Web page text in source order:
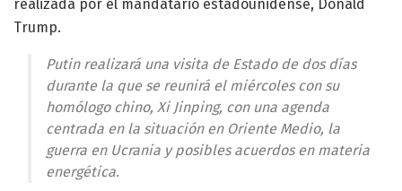
realizada por el mandatario estadounidense, Donald
Trump.
Putin realizará una visita de Estado de dos días
durante la que se reunirá el miércoles con su
homólogo chino, Xi Jinping, con una agenda
centrada en la situación en Oriente Medio, la
guerra en Ucrania y posibles acuerdos en materia
energética.